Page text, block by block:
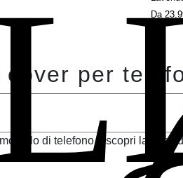
Da
cover per
di telefono e scopri la